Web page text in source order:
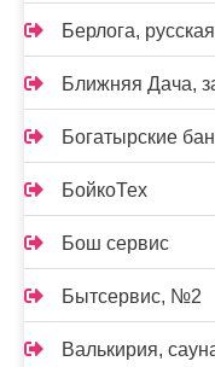
Берлога,
Ближняя Дача,
Богатырские
БойкоТех
Бош сервис
Бытсервис, №2
Валькирия,